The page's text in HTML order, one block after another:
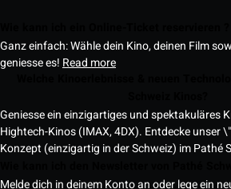
Ganz einfach: Wähle dein Kino, deinen Film
geniesse es! Read more
Geniesse ein einzigartiges und spektakuläres
Hightech-Kinos (IMAX, 4DX). Entdecke unser
Konzept (einzigartig in der Schweiz) im Pathé
Melde dich in deinem Konto an oder lege ein